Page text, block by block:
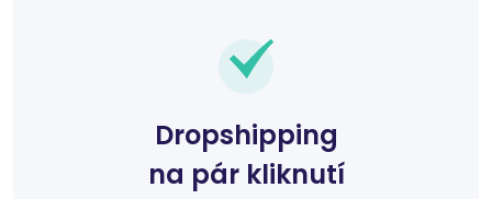
Dropshipping
na pár kliknutí